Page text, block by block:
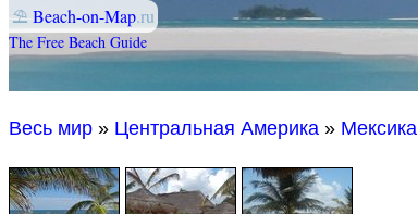
⛱ Beach-on-Map.ru
The Free Beach Guide
Весь мир » Центральная Америка » Мексика